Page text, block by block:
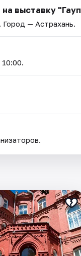
выставку
. Город — Астрахань.
10:00.